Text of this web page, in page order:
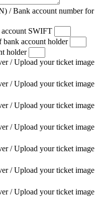
/ Bank account number for
account SWIFT
bank account holder
holder
/ Upload your ticket image
/ Upload your ticket image
/ Upload your ticket image
/ Upload your ticket image
/ Upload your ticket image
/ Upload your ticket image
/ Upload your ticket image